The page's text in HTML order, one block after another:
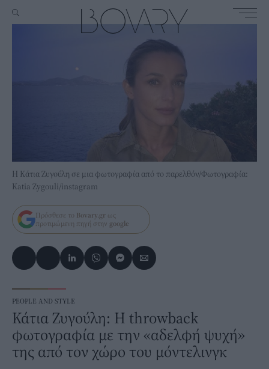
Η Κάτια Ζυγούλη σε μια φωτογραφία από το παρελθόν/Φωτογραφία:
Katia Zygouli/instagram
Πρόσθεσε το Bovary.gr ως
προτιμώμενη πηγή στην google
PEOPLE AND STYLE
Κάτια Ζυγούλη: Η throwback
φωτογραφία με την «αδελφή ψυχή»
της από τον χώρο του μόντελινγκ